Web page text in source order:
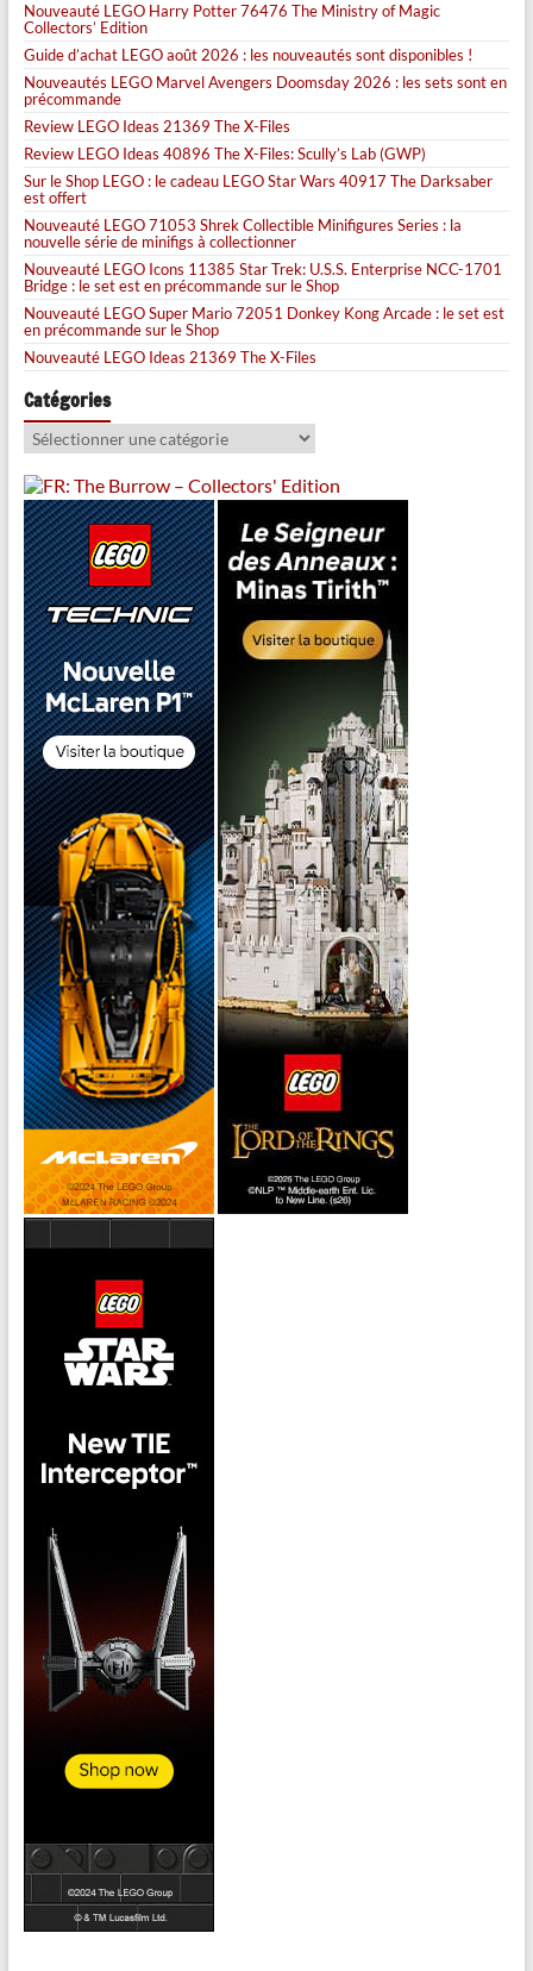
Nouveauté LEGO Harry Potter 76476 The Ministry of Magic
Collectors’ Edition
Guide d’achat LEGO août 2026 : les nouveautés sont disponibles !
Nouveautés LEGO Marvel Avengers Doomsday 2026 : les sets sont en
précommande
Review LEGO Ideas 21369 The X-Files
Review LEGO Ideas 40896 The X-Files: Scully’s Lab (GWP)
Sur le Shop LEGO : le cadeau LEGO Star Wars 40917 The Darksaber
est offert
Nouveauté LEGO 71053 Shrek Collectible Minifigures Series : la
nouvelle série de minifigs à collectionner
Nouveauté LEGO Icons 11385 Star Trek: U.S.S. Enterprise NCC-1701
Bridge : le set est en précommande sur le Shop
Nouveauté LEGO Super Mario 72051 Donkey Kong Arcade : le set est
en précommande sur le Shop
Nouveauté LEGO Ideas 21369 The X-Files
Catégories
Catégories